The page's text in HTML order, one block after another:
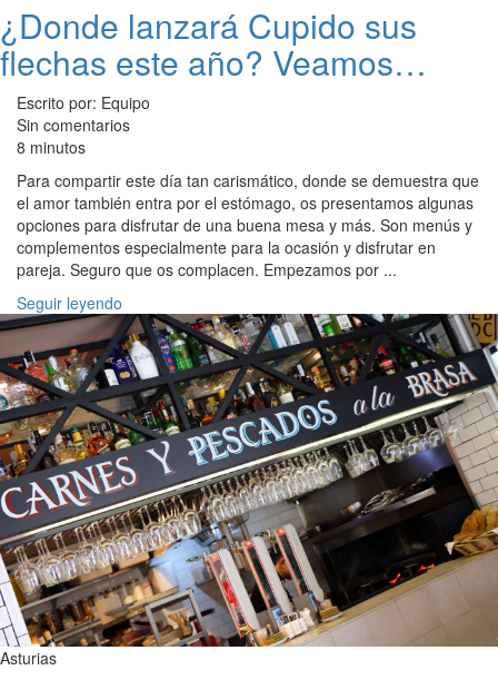
¿Donde lanzará Cupido sus
flechas este año? Veamos…
Escrito por: Equipo
Sin comentarios
8 minutos
Para compartir este día tan carismático, donde se demuestra que
el amor también entra por el estómago, os presentamos algunas
opciones para disfrutar de una buena mesa y más. Son menús y
complementos especialmente para la ocasión y disfrutar en
pareja. Seguro que os complacen. Empezamos por ...
Seguir leyendo
Asturias